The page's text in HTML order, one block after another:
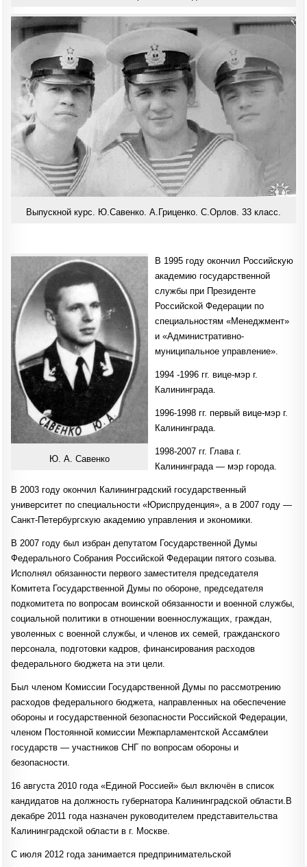
Выпускной курс. Ю.Савенко. А.Гриценко. С.Орлов. 33 класс.
Ю. А. Савенко
В 1995 году окончил Российскую
академию государственной
службы при Президенте
Российской Федерации по
специальностям «Менеджмент»
и «Административно-
муниципальное управление».
1994 -1996 гг. вице-мэр г.
Калининграда.
1996-1998 гг. первый вице-мэр г.
Калининграда.
1998-2007 гг. Глава г.
Калининграда — мэр города.
В 2003 году окончил Калининградский государственный
университет по специальности «Юриспруденция», а в 2007 году —
Санкт-Петербургскую академию управления и экономики.
В 2007 году был избран депутатом Государственной Думы
Федерального Собрания Российской Федерации пятого созыва.
Исполнял обязанности первого заместителя председателя
Комитета Государственной Думы по обороне, председателя
подкомитета по вопросам воинской обязанности и военной службы,
социальной политики в отношении военнослужащих, граждан,
уволенных с военной службы, и членов их семей, гражданского
персонала, подготовки кадров, финансирования расходов
федерального бюджета на эти цели.
Был членом Комиссии Государственной Думы по рассмотрению
расходов федерального бюджета, направленных на обеспечение
обороны и государственной безопасности Российской Федерации,
членом Постоянной комиссии Межпарламентской Ассамблеи
государств — участников СНГ по вопросам обороны и
безопасности.
16 августа 2010 года «Единой Россией» был включён в список
кандидатов на должность губернатора Калининградской области.В
декабре 2011 года назначен руководителем представительства
Калининградской области в г. Москве.
С июля 2012 года занимается предпринимательской